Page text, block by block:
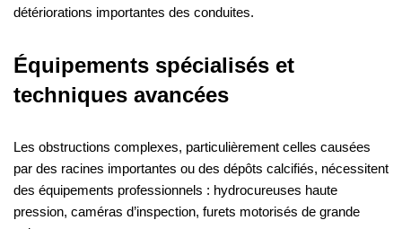
détériorations importantes des conduites.
Équipements spécialisés et
techniques avancées
Les obstructions complexes, particulièrement celles causées
par des racines importantes ou des dépôts calcifiés, nécessitent
des équipements professionnels : hydrocureuses haute
pression, caméras d’inspection, furets motorisés de grande